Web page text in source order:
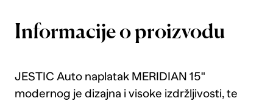
Informacije o proizvodu
JESTIC Auto naplatak MERIDIAN 15"
modernog je dizajna i visoke izdržljivosti, te